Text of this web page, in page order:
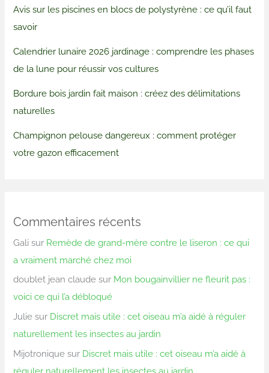
Avis sur les piscines en blocs de polystyrène : ce qu’il faut
savoir
Calendrier lunaire 2026 jardinage : comprendre les phases
de la lune pour réussir vos cultures
Bordure bois jardin fait maison : créez des délimitations
naturelles
Champignon pelouse dangereux : comment protéger
votre gazon efficacement
Commentaires récents
Gali sur Remède de grand-mère contre le liseron : ce qui
a vraiment marché chez moi
doublet jean claude sur Mon bougainvillier ne fleurit pas :
voici ce qui l’a débloqué
Julie sur Discret mais utile : cet oiseau m’a aidé à réguler
naturellement les insectes au jardin
Mijotronique sur Discret mais utile : cet oiseau m’a aidé à
réguler naturellement les insectes au jardin